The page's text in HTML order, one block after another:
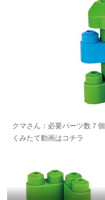
クマさん：必要パーツ数７個
くみたて動画はコチラ